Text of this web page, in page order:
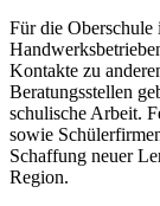
Für die Oberschule
Kontakte zu
Beratungsstellen
schulische Arbeit.
sowie
Schaffung neuer
Region.